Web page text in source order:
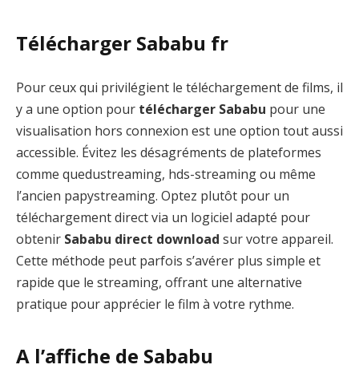
Télécharger Sababu fr
Pour ceux qui privilégient le téléchargement de films, il
y a une option pour télécharger Sababu pour une
visualisation hors connexion est une option tout aussi
accessible. Évitez les désagréments de plateformes
comme quedustreaming, hds-streaming ou même
l’ancien papystreaming. Optez plutôt pour un
téléchargement direct via un logiciel adapté pour
obtenir Sababu direct download sur votre appareil.
Cette méthode peut parfois s’avérer plus simple et
rapide que le streaming, offrant une alternative
pratique pour apprécier le film à votre rythme.
A l’affiche de Sababu